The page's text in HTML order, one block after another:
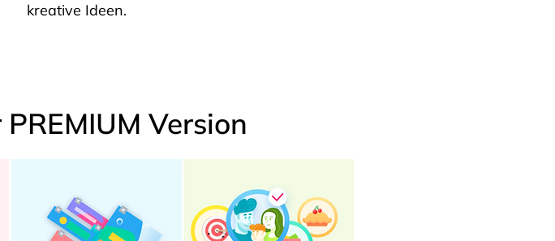
kreative Ideen.
Version